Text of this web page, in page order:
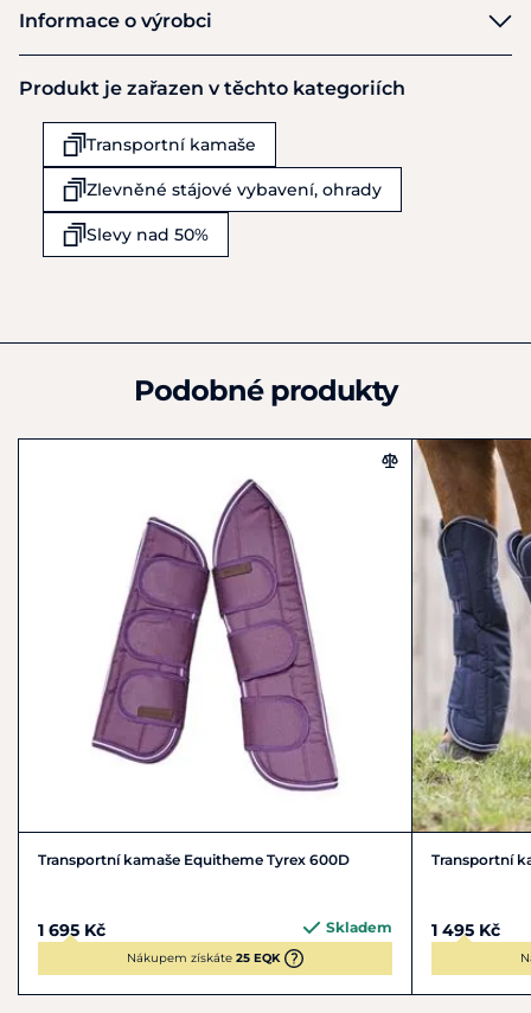
Equest
Informace o výrobci
Hoelscher JOsef GmbH Co KG
Am Bach 4
Horstmar Leer
D48612
Německo
+49 (0) 2551-9369-0
info@equest-online.de
Produkt je zařazen v těchto kategoriích
Transportní kamaše
Zlevněné stájové vybavení, ohrady
Slevy nad 50%
Podobné produkty
Transportní kamaše Equitheme Tyrex 600D
1 695 Kč Skladem
Nákupem získáte 25 EQK
Transportní
1 495 Kč